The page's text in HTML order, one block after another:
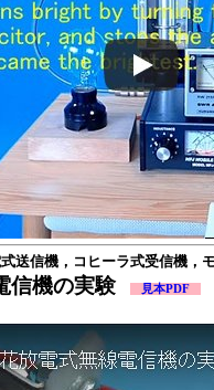
送信機，コヒーラ式受信機，
信機の実験 見本PDF